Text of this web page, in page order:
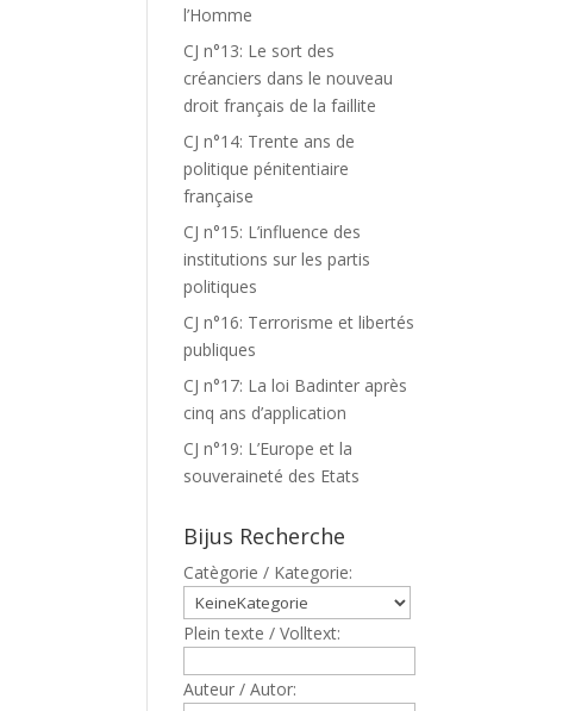
l’Homme
CJ n°13: Le sort des
créanciers dans le nouveau
droit français de la faillite
CJ n°14: Trente ans de
politique pénitentiaire
française
CJ n°15: L’influence des
institutions sur les partis
politiques
CJ n°16: Terrorisme et libertés
publiques
CJ n°17: La loi Badinter après
cinq ans d’application
CJ n°19: L’Europe et la
souveraineté des Etats
Bijus Recherche
Catègorie / Kategorie:
Plein texte / Volltext:
Auteur / Autor: